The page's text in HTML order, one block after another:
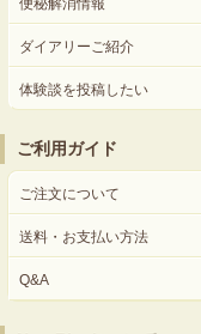
便秘解消情報
ダイアリーご紹介
体験談を投稿したい
ご利用ガイド
ご注文について
送料・お支払い方法
Q&A